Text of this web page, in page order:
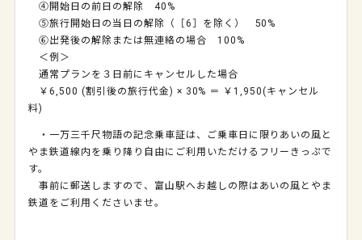
④開始日の前日の解除 40%
⑤旅行開始日の当日の解除（［6］を除く） 50%
⑥出発後の解除または無連絡の場合 100%
＜例＞
通常プランを３日前にキャンセルした場合
￥6,500 (割引後の旅行代金) × 30% ＝ ￥1,950(キャンセル
料)
・一万三千尺物語の記念乗車証は、ご乗車日に限りあいの風と
やま鉄道線内を乗り降り自由にご利用いただけるフリーきっぷで
す。
事前に郵送しますので、富山駅へお越しの際はあいの風とやま
鉄道をご利用くださいませ。